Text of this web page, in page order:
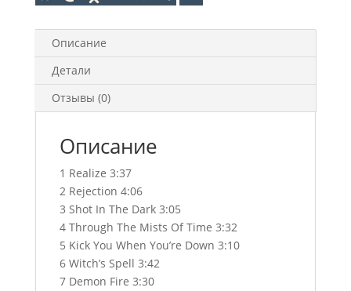
Описание
Детали
Отзывы (0)
Описание
1 Realize 3:37
2 Rejection 4:06
3 Shot In The Dark 3:05
4 Through The Mists Of Time 3:32
5 Kick You When You’re Down 3:10
6 Witch’s Spell 3:42
7 Demon Fire 3:30